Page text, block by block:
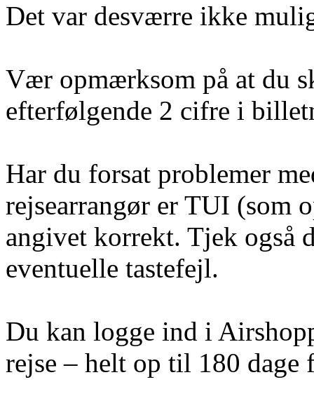
Det var desværre ikke
Vær opmærksom på at du
efterfølgende 2 cifre i
Har du forsat problemer
rejsearrangør er TUI (som
angivet korrekt. Tjek også
eventuelle tastefejl.
Du kan logge ind i
rejse – helt op til 180 dage